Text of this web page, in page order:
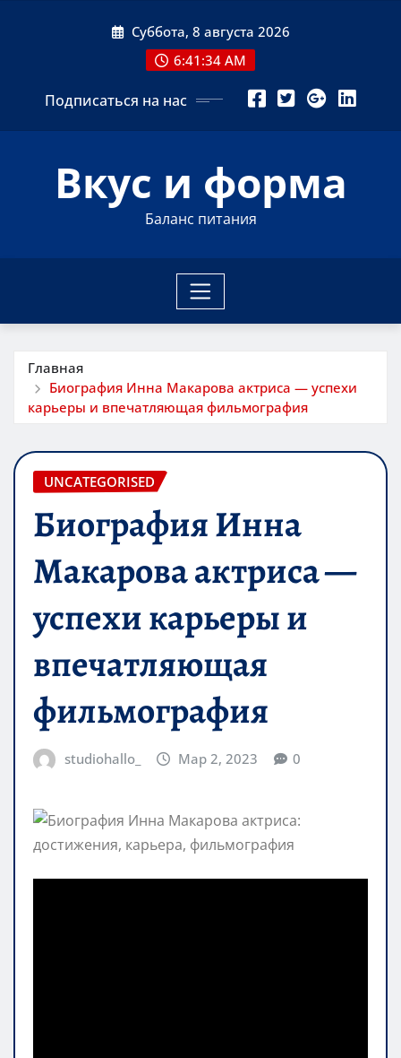
Суббота, 8 августа 2026
6:41:35 AM
Подписаться на нас
Вкус и форма
Баланс питания
Главная
Биография Инна Макарова актриса — успехи
карьеры и впечатляющая фильмография
UNCATEGORISED
Биография Инна
Макарова актриса —
успехи карьеры и
впечатляющая
фильмография
studiohallo_ Мар 2, 2023 0